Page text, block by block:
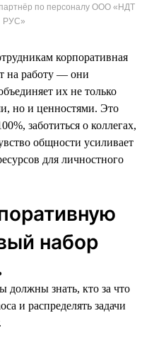
по персоналу ООО «НДТ
РУС»
корпоративная
на работу — они
их не только
но и ценностями. Это
заботиться о коллегах,
общности усиливает
для личностного
набор
знать, кто за что
и распределять задачи